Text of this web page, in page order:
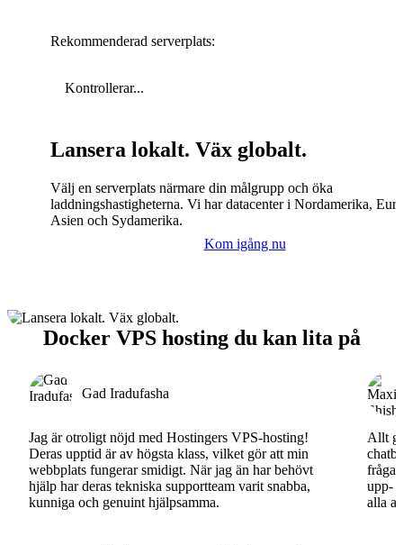
Rekommenderad serverplats:
Kontrollerar...
Lansera lokalt. Väx globalt.
Välj en serverplats närmare din målgrupp och öka
laddningshastigheterna. Vi har datacenter i Nordamerika,
Asien och Sydamerika.
Kom igång nu
Docker VPS hosting du kan lita på
Gad Iradufasha
Jag är otroligt nöjd med Hostingers VPS-hosting!
Deras upptid är av högsta klass, vilket gör att min
webbplats fungerar smidigt. När jag än har behövt
hjälp har deras tekniska supportteam varit snabba,
kunniga och genuint hjälpsamma.
Allt
fråga.
upp-
alla